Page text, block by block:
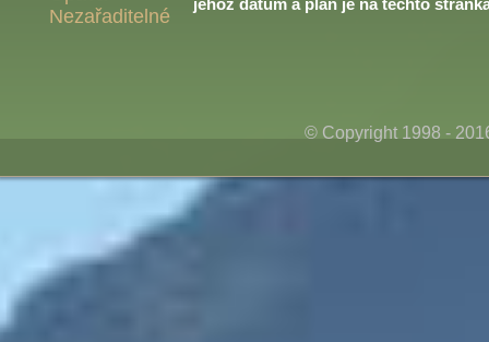
Nezařaditelné
jehož datum a plán je na těchto
© Copyright 1998 -